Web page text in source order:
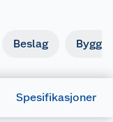
Beslag
Spesifikasjoner